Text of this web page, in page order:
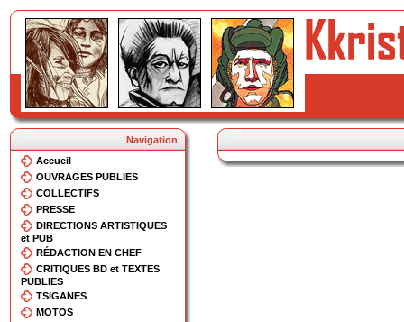
Navigation
Accueil
OUVRAGES PUBLIES
COLLECTIFS
PRESSE
DIRECTIONS ARTISTIQUES
et PUB
RÉDACTION EN CHEF
CRITIQUES BD et TEXTES
PUBLIES
TSIGANES
MOTOS